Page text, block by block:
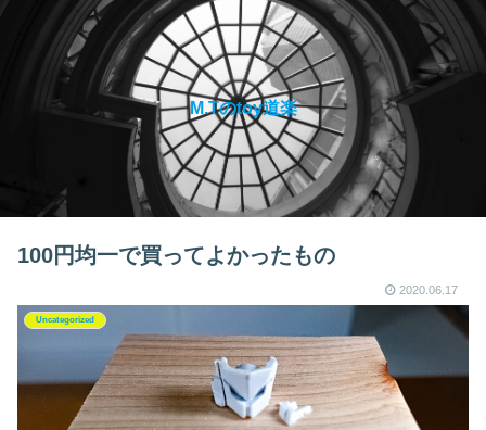
M.Tのtoy道楽
100円均一で買ってよかったもの
2020.06.17
Uncategorized